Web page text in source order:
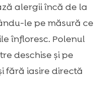
alergii încă de la
le pe măsură ce
înfloresc. Polenul
deschise și pe
fără iasire directă